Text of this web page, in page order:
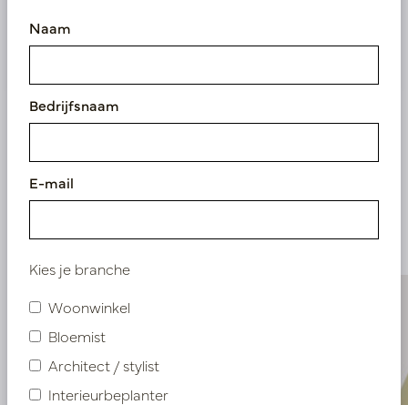
Nieuw? Registreer hier
Vergelijkbare
producten
Naam
Bedrijfsnaam
E-mail
Kies je branche
Woonwinkel
Bloemist
Architect / stylist
Interieurbeplanter